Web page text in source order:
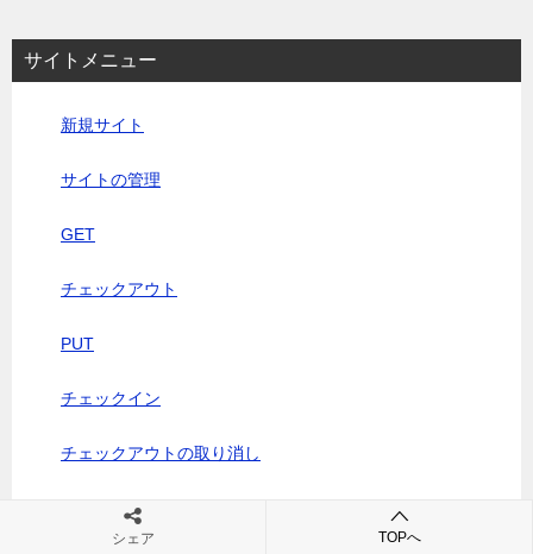
サイトメニュー
新規サイト
サイトの管理
GET
チェックアウト
PUT
チェックイン
チェックアウトの取り消し
チェックアウトユーザーの表示
シェア TOPへ